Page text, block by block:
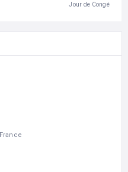
Jour de Congé